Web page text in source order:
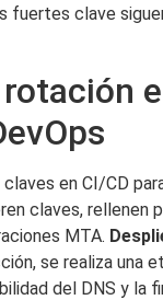
fuertes clave
en CI/CD
claves, rellenen
MTA.
se realiza una
del DNS y la